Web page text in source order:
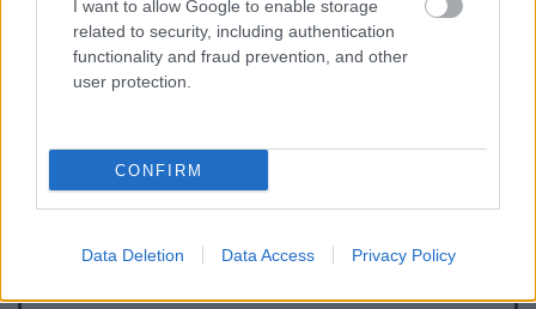
I want to allow Google to enable storage
related to security, including authentication
functionality and fraud prevention, and other
user protection.
CONFIRM
Data Deletion Data Access Privacy Policy
amit ténylegesen kifizettél (bruttó összegek).
Ezután próbáld megbecsülni havi kiadásaidat.
Szintén a ténylegesen kifizetett (kifizetendő) dolgokat
Kiadásaid után várható bevételeidet kell
megbecsülnöd. Mindkettőt célszerű legalább az első
évben havi bontásban felvezetni.